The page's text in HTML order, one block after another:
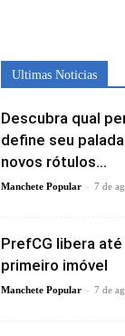
Ultimas Noticias
Descubra qual
define seu
novos rótulos...
Manchete Popular - 7 de
PrefCG libera
primeiro imóvel
Manchete Popular - 7 de